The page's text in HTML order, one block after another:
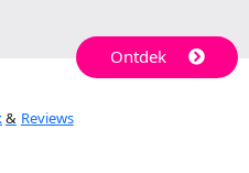
Ontdek
Reviews